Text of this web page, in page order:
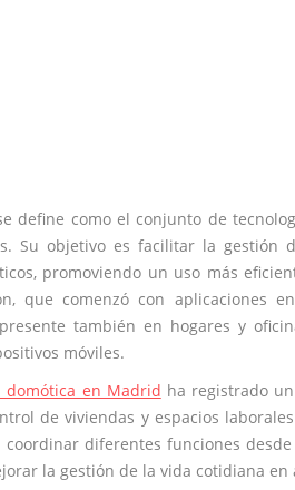
define como el conjunto de
Su objetivo es facilitar la gestión
promoviendo un uso más
que comenzó con aplicaciones
también en hogares y
móviles.
domótica en Madrid ha registrado
de viviendas y espacios
diferentes funciones
la gestión de la vida cotidiana en